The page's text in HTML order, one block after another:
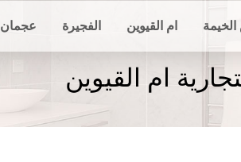
ام القيوين الفجيرة عجمان
ام القيوين